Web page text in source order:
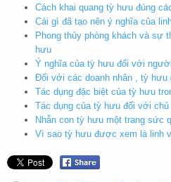
Cách khai quang tỳ hưu đúng
Cái gì đã tạo nên ý nghĩa của
Phong thủy phòng khách và sự
hưu
Ý nghĩa của tỳ hưu đối với
Đối với các doanh nhân , tỳ hưu
Tác dụng đặc biệt của tỳ hưu
Tác dụng của tỳ hưu đối với chủ
Nhẫn con tỳ hưu một trang sức
Vì sao tỳ hưu được xem là linh